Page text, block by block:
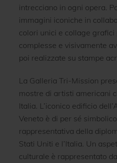
intrecciano in ogni opera.
immagini iconiche in
colori unici e collage grafici
complesse e visivamente
poi realizzate su stampe
La Galleria Tri-Mission
mostre di artisti americani
Italia. L’iconico edificio
Veneto è di per sé
rappresentativa della
Stati Uniti e l’Italia. Un
culturale è rappresentato